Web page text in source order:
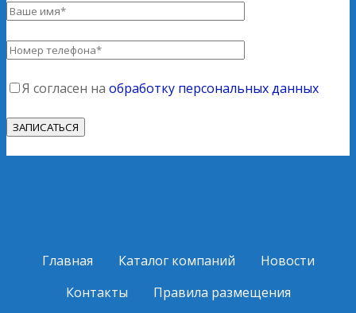
Я согласен на обработку персональных данных
Главная Каталог компаний
Новости
Контакты
Правила размещения